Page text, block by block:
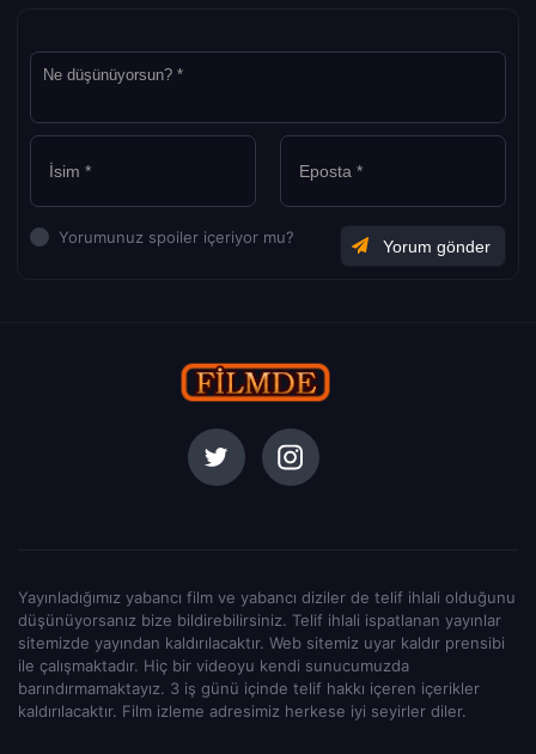
Yorumunuz spoiler içeriyor mu?
Yayınladığımız yabancı film ve yabancı diziler de telif ihlali olduğunu
düşünüyorsanız bize bildirebilirsiniz. Telif ihlali ispatlanan yayınlar
sitemizde yayından kaldırılacaktır. Web sitemiz uyar kaldır prensibi
ile çalışmaktadır. Hiç bir videoyu kendi sunucumuzda
barındırmamaktayız. 3 iş günü içinde telif hakkı içeren içerikler
kaldırılacaktır. Film izleme adresimiz herkese iyi seyirler diler.